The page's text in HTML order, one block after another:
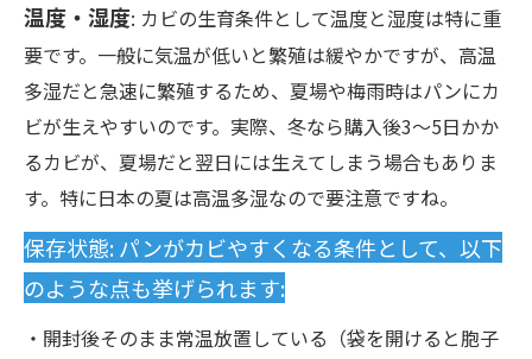
温度・湿度: カビの生育条件として温度と湿度は特に重
要です。一般に気温が低いと繁殖は緩やかですが、高温
多湿だと急速に繁殖するため、夏場や梅雨時はパンにカ
ビが生えやすいのです。実際、冬なら購入後3～5日かか
るカビが、夏場だと翌日には生えてしまう場合もありま
す。特に日本の夏は高温多湿なので要注意ですね。
保存状態: パンがカビやすくなる条件として、以下
のような点も挙げられます:
・開封後そのまま常温放置している（袋を開けると胞子